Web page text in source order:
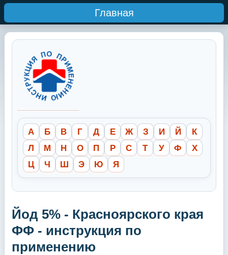
Главная
А Б В Г Д Е Ж З И Й
К
Л
М Н О П Р С Т У Ф
Х
Ц
Ч Ш Э Ю Я
Йод 5% - Красноярского края
ФФ - инструкция по
применению